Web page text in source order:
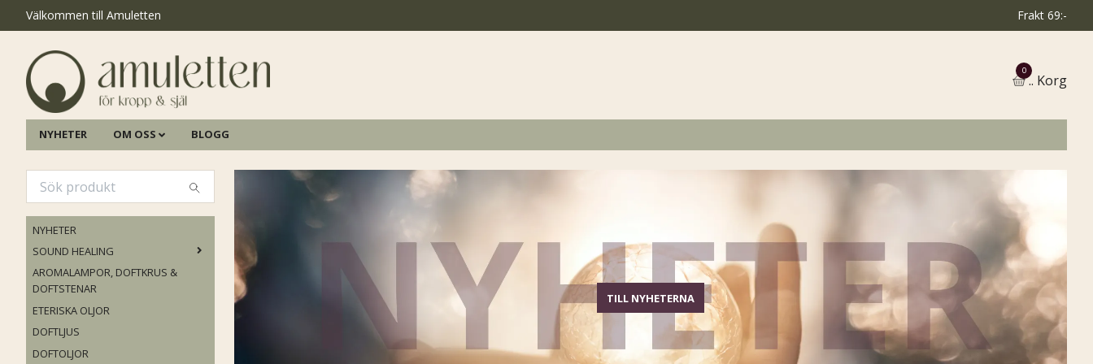
Välkommen till Amuletten Frakt 69:-
0
.. Korg
NYHETER OM OSS BLOGG
NYHETER
SOUND HEALING
AROMALAMPOR, DOFTKRUS &
DOFTSTENAR
ETERISKA OLJOR
DOFTLJUS
DOFTOLJOR
TILL NYHETERNA